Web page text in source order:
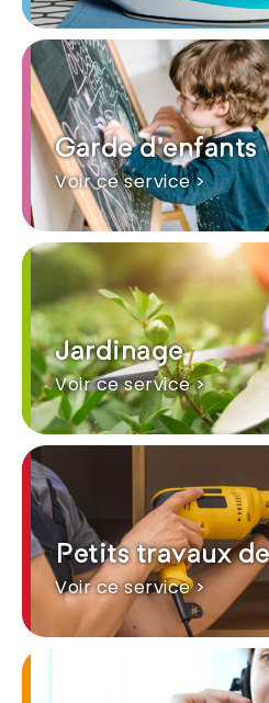
Garde d'enfants
Voir ce service >
Jardinage
Voir ce service >
Petits travaux
Voir ce service >